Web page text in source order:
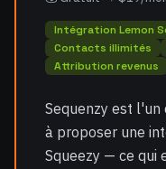
Intégration Lemon
Contacts illimités
Attribution revenus
Sequenzy est
à proposer une
Squeezy — ce qui